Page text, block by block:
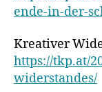
ende-in-der-
Kreativer
https://tkp.at/
widerstandes/